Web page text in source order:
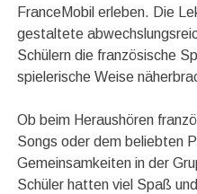
FranceMobil erleben. Die
gestaltete
Schülern die französische
spielerische Weise
Ob beim Heraushören
Songs oder dem beliebten
Gemeinsamkeiten in der
Schüler hatten viel Spaß